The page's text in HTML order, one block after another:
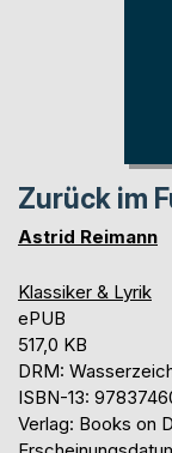
Zurück im
Astrid Reimann
Klassiker & Lyrik
ePUB
517,0 KB
DRM:
ISBN-13:
Verlag: Books on